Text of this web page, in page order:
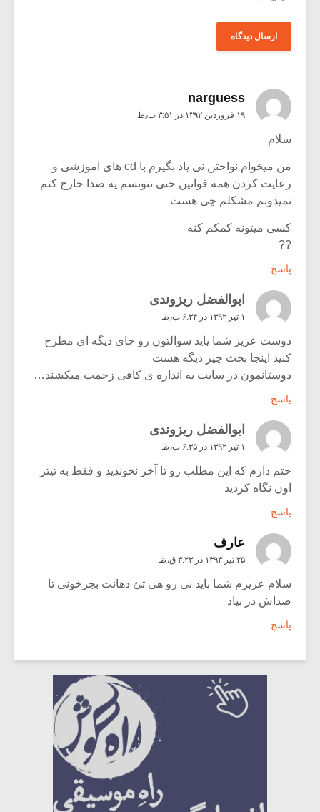
narguess
۱۹ فروردین ۱۳۹۲ در ۳:۵۱ ب٫ظ
سلام
من میخوام نواحتن نی یاد بگیرم با cd های اموزشی و
رعایت کردن همه قوانین حتی نتونسم یه صدا خارج کنم
نمیدونم مشکلم چی هست
کسی میتونه کمکم کنه
??
پاسخ
ابوالفضل ریزوندی
۱ تیر ۱۳۹۲ در ۶:۳۴ ب٫ظ
دوست عزیز شما یاید سوالتون رو جای دیگه ای مطرح
کنید اینجا بحث چیز دیگه هست
دوستانمون در سایت به اندازه ی کافی زحمت میکشند…
پاسخ
ابوالفضل ریزوندی
۱ تیر ۱۳۹۲ در ۶:۳۵ ب٫ظ
حتم دارم که این مطلب رو تا آخر نخوندید و فقط به تیتر
اون نگاه کردید
پاسخ
عارف
۲۵ تیر ۱۳۹۳ در ۳:۲۳ ق٫ظ
سلام عزیزم شما باید نی رو هی تئ دهانت بچرخونی تا
صداش در بیاد
پاسخ